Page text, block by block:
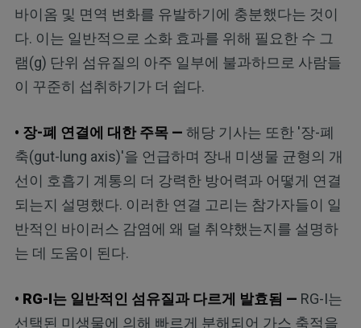
바이옴 및 면역 변화를 유발하기에 충분했다는 것이
다. 이는 일반적으로 소화 효과를 위해 필요한 수 그
램(g) 단위 섬유질의 아주 일부에 불과하므로 사람들
이 꾸준히 섭취하기가 더 쉽다.
• 장-폐 연결에 대한 주목 — 해당 기사는 또한 '장-폐
축(gut-lung axis)'을 언급하며 장내 미생물 균형의 개
선이 호흡기 계통의 더 강력한 방어력과 어떻게 연결
되는지 설명했다. 이러한 연결 고리는 참가자들이 일
반적인 바이러스 감염에 왜 덜 취약했는지를 설명하
는 데 도움이 된다.
• RG-I는 일반적인 섬유질과 다르게 발효됨 — RG-I는
선택된 미생물에 의해 빠르게 분해되어 가스 축적을